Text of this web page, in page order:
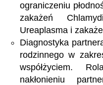
ograniczeniu
zakażeń
Ureaplasma i
Diagnostyka
rodzinnego w
współżyciem.
nakłonieniu